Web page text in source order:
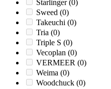
Starlinger(0)
Sweed (0)
Takeuchi (0)
Tria (0)
Triple S (0)
Vecoplan (0)
VERMEER (0)
Weima (0)
Woodchuck (0)